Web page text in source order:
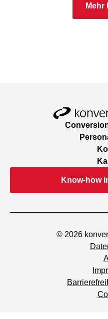
Mehr
Know-how
© 2026